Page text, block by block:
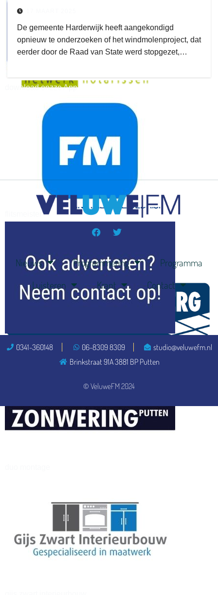
delangekortland
download onzze App
De gemeente Harderwijk heeft aangekondigd
opnieuw te onderzoeken of het windmolenproject, dat
eerder door de Raad van State werd stopgezet,…
Nieuws Programmering
Programma
Luisteren
Krant Contact
© VeluweFM 2024
0341-360148 06-8309 8309
studio@veluwefm.nl
Brinkstraat 91A 3881 BP Putten